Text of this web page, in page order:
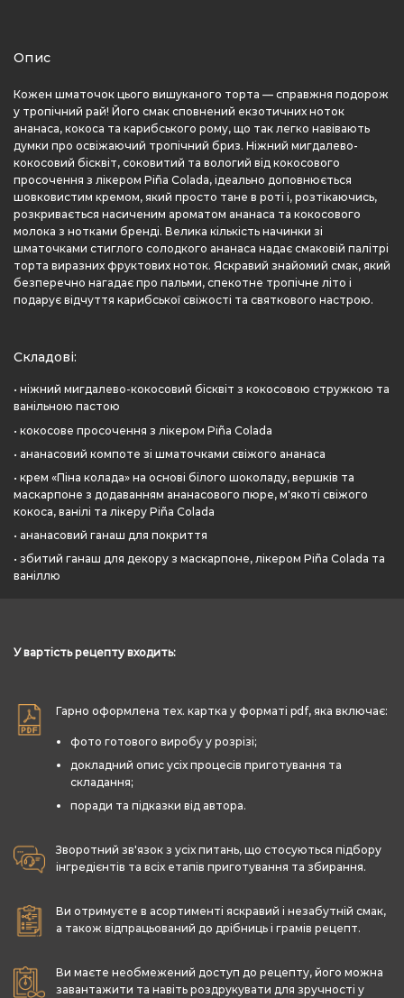
Опис
Кожен шматочок цього вишуканого торта — справжня подорож
у тропічний рай! Його смак сповнений екзотичних ноток
ананаса, кокоса та карибського рому, що так легко навівають
думки про освіжаючий тропічний бриз. Ніжний мигдалево-
кокосовий бісквіт, соковитий та вологий від кокосового
просочення з лікером Piña Colada, ідеально доповнюється
шовковистим кремом, який просто тане в роті і, розтікаючись,
розкривається насиченим ароматом ананаса та кокосового
молока з нотками бренді. Велика кількість начинки зі
шматочками стиглого солодкого ананаса надає смаковій палітрі
торта виразних фруктових ноток. Яскравий знайомий смак, який
безперечно нагадає про пальми, спекотне тропічне літо і
подарує відчуття карибської свіжості та святкового настрою.
Складові:
• ніжний мигдалево-кокосовий бісквіт з кокосовою стружкою та
ванільною пастою
• кокосове просочення з лікером Piña Colada
• ананасовий компоте зі шматочками свіжого ананаса
• крем «Піна колада» на основі білого шоколаду, вершків та
маскарпоне з додаванням ананасового пюре, м'якоті свіжого
кокоса, ванілі та лікеру Piña Colada
• ананасовий ганаш для покриття
• збитий ганаш для декору з маскарпоне, лікером Piña Colada та
ваніллю
У вартість рецепту входить:
Гарно оформлена тех. картка у форматі pdf, яка включає:
фото готового виробу у розрізі;
докладний опис усіх процесів приготування та
складання;
поради та підказки від автора.
Зворотний зв'язок з усіх питань, що стосуються підбору
інгредієнтів та всіх етапів приготування та збирання.
Ви отримуєте в асортименті яскравий і незабутній смак,
а також відпрацьований до дрібниць і грамів рецепт.
Ви маєте необмежений доступ до рецепту, його можна
завантажити та навіть роздрукувати для зручності у